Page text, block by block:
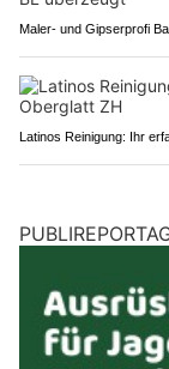
Maler- und Gipserprofi
Latinos Reinigung: Ihr